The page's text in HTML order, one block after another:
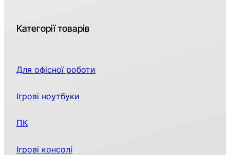
Категорії товарів
Для офісної роботи
Ігрові ноутбуки
ПК
Ігрові консолі